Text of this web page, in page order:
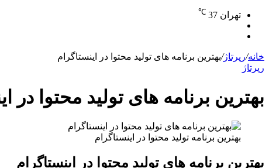
تهران 37
℃
خانه/رپرتاژ/بهترین برنامه های تولید محتوا در اینستاگرام
رپرتاژ
بهترین برنامه های تولید محتوا در
بهترین برنامه تولید محتوا در اینستاگرام
بهترین برنامه های تولید محتوا در اینستاگرام